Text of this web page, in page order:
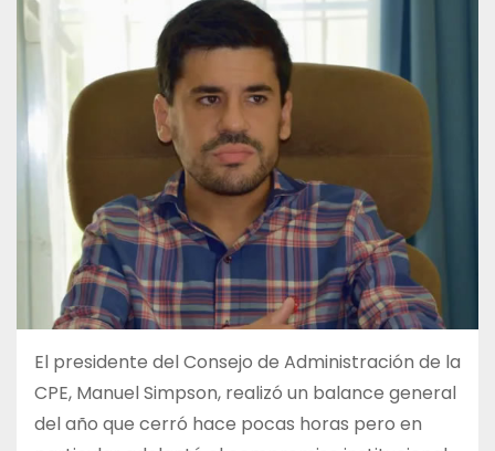
El presidente del Consejo de Administración de la
CPE, Manuel Simpson, realizó un balance general
del año que cerró hace pocas horas pero en